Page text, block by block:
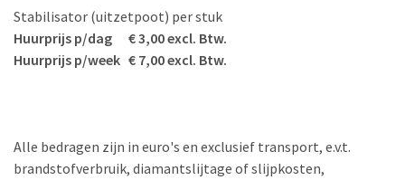
Stabilisator (uitzetpoot) per stuk
Huurprijs p/dag € 3,00 excl. Btw.
Huurprijs p/week € 7,00 excl. Btw.
Alle bedragen zijn in euro's en exclusief transport, e.v.t.
brandstofverbruik, diamantslijtage of slijpkosten,